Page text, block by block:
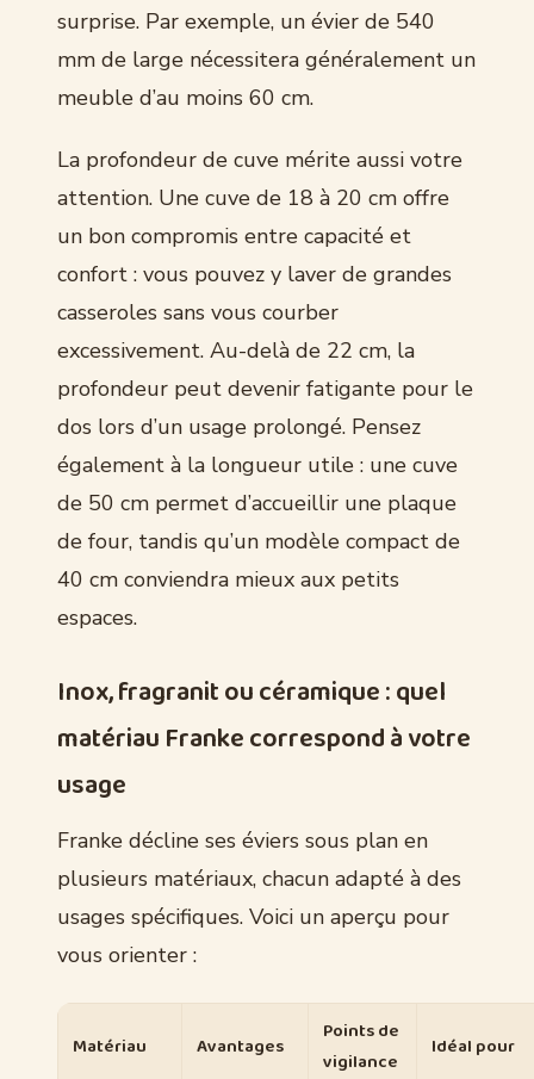
surprise. Par exemple, un évier de 540
mm de large nécessitera généralement un
meuble d’au moins 60 cm.
La profondeur de cuve mérite aussi votre
attention. Une cuve de 18 à 20 cm offre
un bon compromis entre capacité et
confort : vous pouvez y laver de grandes
casseroles sans vous courber
excessivement. Au-delà de 22 cm, la
profondeur peut devenir fatigante pour le
dos lors d’un usage prolongé. Pensez
également à la longueur utile : une cuve
de 50 cm permet d’accueillir une plaque
de four, tandis qu’un modèle compact de
40 cm conviendra mieux aux petits
espaces.
Inox, fragranit ou céramique : quel
matériau Franke correspond à votre
usage
Franke décline ses éviers sous plan en
plusieurs matériaux, chacun adapté à des
usages spécifiques. Voici un aperçu pour
vous orienter :
Matériau Avantages
Points de
vigilance
Idéal pour